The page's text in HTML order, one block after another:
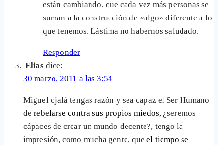
están cambiando, que cada vez más personas se
suman a la construcción de «algo» diferente a lo
que tenemos. Lástima no habernos saludado.
Responder
Elias dice:
30 marzo, 2011 a las 3:54
Miguel ojalá tengas razón y sea capaz el Ser Humano
derebelarse contra sus propios miedos, ¿seremos
cápaces de crear un mundo decente?, tengo la
impresión, como mucha gente, queel tiempo se